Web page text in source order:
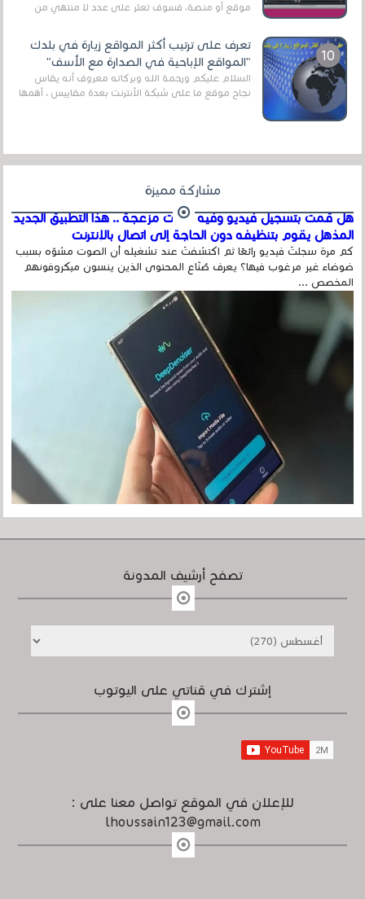
موقع أو منصة، فسوف تعثر على عدد لا منتهي من
تعرف على ترتيب أكثر المواقع زيارة في بلدك
"المواقع الإباحية في الصدارة مع الأسف"
السلام عليكم ورحمة الله وبركاته معروف أنه يقاس
نجاح موقع ما على شبكة الأنترنت بعدة مقاييس ، أهمها
مشاركة مميزة
هل قمت بتسجيل فيديو وفيه أصوت مزعجة .. هذا التطبيق الجديد
المذهل يقوم بتنظيفه دون الحاجة إلى اتصال بالإنترنت
كم مرة سجلتَ فيديو رائعًا ثم اكتشفتَ عند تشغيله أن الصوت مشوّه بسبب
ضوضاء غير مرغوب فيها؟ يعرف صُنّاع المحتوى الذين ينسون ميكروفونهم
المخصص ...
تصفح أرشيف المدونة
إشترك في قناتي على اليوتوب
للإعلان في الموقع تواصل معنا على :
lhoussain123@gmail.com